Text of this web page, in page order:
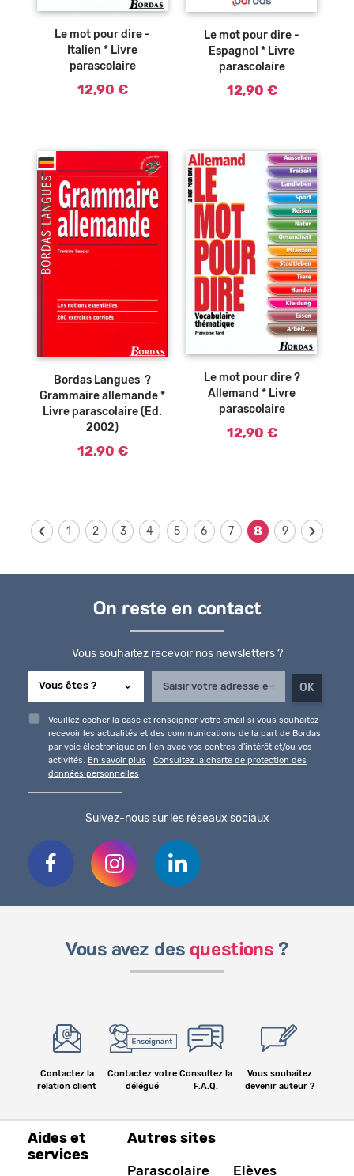
Ajouter au
Le mot pour dire -
Italien * Livre
parascolaire
12,90 €
Ajouter au
Le mot pour dire -
Espagnol * Livre
parascolaire
12,90 €
Ajouter au
Bordas Langues ?
Grammaire allemande *
Livre parascolaire (Ed.
2002)
12,90 €
Ajouter au
Le mot pour dire ?
Allemand * Livre
parascolaire
12,90 €
1 2 3 4 5 6 7 8 9
On reste en contact
Vous souhaitez recevoir nos newsletters ?
Veuillez cocher la case et renseigner votre email si vous souhaitez
recevoir les actualités et des communications de la part de Bordas
par voie électronique en lien avec vos centres d'intérêt et/ou vos
activités.
En savoir plus
Consultez la charte de protection des
données personnelles
Suivez-nous sur les réseaux sociaux
Vous avez des questions ?
Contactez la
relation client
Contactez votre
délégué
Consultez la
F.A.Q.
Vous souhaitez
devenir auteur ?
Aides et
services
Autres sites
Parascolaire Elèves